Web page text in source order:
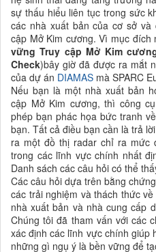
sự thấu hiểu liên tục trong sức
các nhà xuất bản của cơ sở
cập Mở Kim cương. Vì mục đích
vững Truy cập Mở Kim
Check)bây giờ đã được ra mắt
của dự án DIAMAS mà SPARC
Nếu bạn là một nhà xuất bản
cập Mở Kim cương, thì công
phép bạn phác họa bức tranh
bạn. Tất cả điều bạn cần là trả
ra một đồ thị radar chỉ ra mức
trong các lĩnh vực chính nhất
Danh sách các câu hỏi có thể
Các câu hỏi dựa trên bằng
các trải nghiệm và thách thức
nhà xuất bản và nhà cung cấp
Chúng tôi đã tham vấn với các
xác định các lĩnh vực chính giúp
những gì ngụ ý là bền vững để